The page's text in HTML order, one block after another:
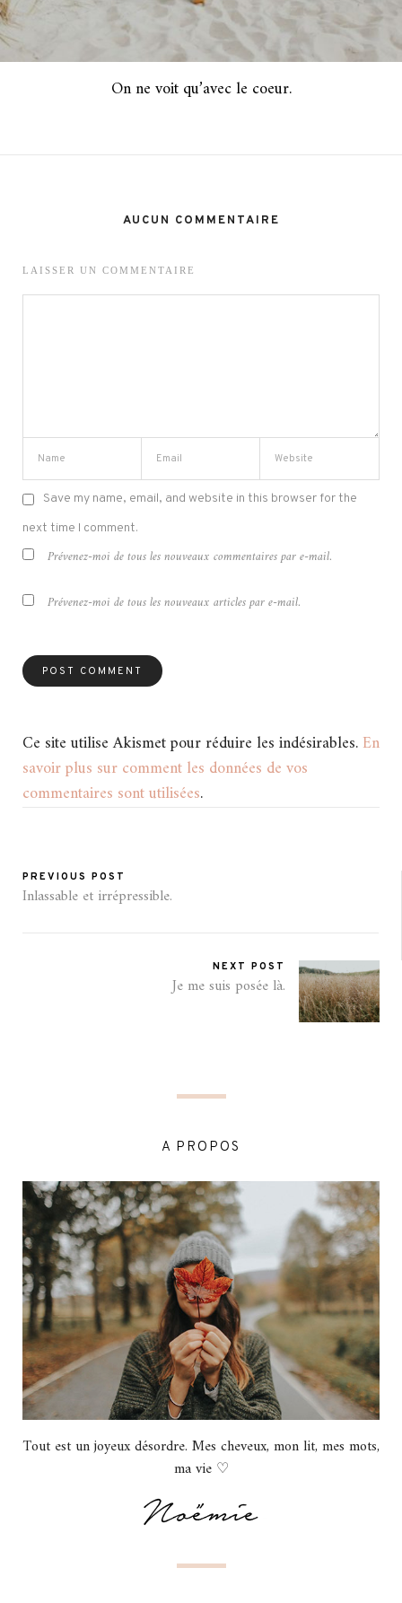
On ne voit qu’avec le coeur.
AUCUN COMMENTAIRE
LAISSER UN COMMENTAIRE
Save my name, email, and website in this browser for the
next time I comment.
Prévenez-moi de tous les nouveaux commentaires par e-mail.
Prévenez-moi de tous les nouveaux articles par e-mail.
Ce site utilise Akismet pour réduire les indésirables.En
savoir plus sur comment les données de vos
commentaires sont utilisées.
PREVIOUS POST
Inlassable et irrépressible.
NEXT POST
Je me suis posée là.
A PROPOS
Tout est un joyeux désordre. Mes cheveux, mon lit, mes mots,
ma vie ♡